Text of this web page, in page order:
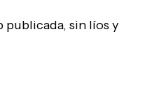
publicada, sin líos y